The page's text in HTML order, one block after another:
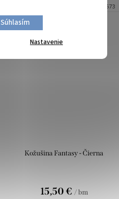
Súhlasím
Nastavenie
0914673
Kožušina Fantasy - Čierna
15,50 € / bm